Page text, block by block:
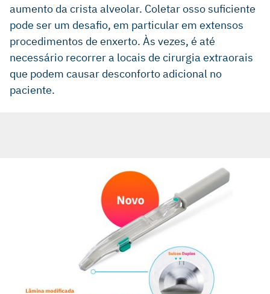
aumento da crista alveolar. Coletar osso suficiente
pode ser um desafio, em particular em extensos
procedimentos de enxerto. Às vezes, é até
necessário recorrer a locais de cirurgia extraorais
que podem causar desconforto adicional no
paciente.